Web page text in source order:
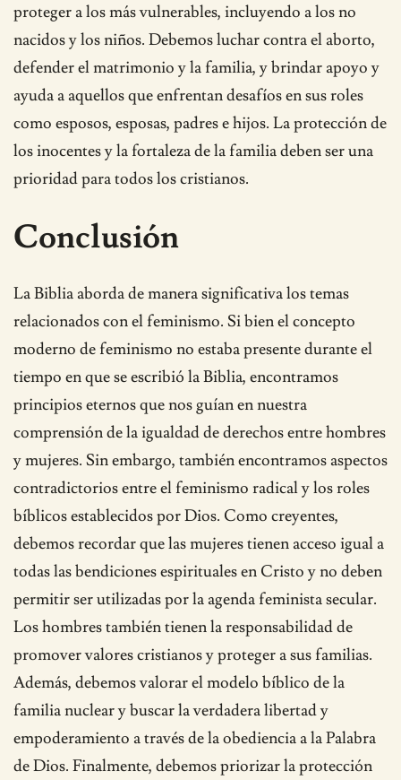
proteger a los más vulnerables, incluyendo a los no
nacidos y los niños. Debemos luchar contra el aborto,
defender el matrimonio y la familia, y brindar apoyo y
ayuda a aquellos que enfrentan desafíos en sus roles
como esposos, esposas, padres e hijos. La protección de
los inocentes y la fortaleza de la familia deben ser una
prioridad para todos los cristianos.
Conclusión
La Biblia aborda de manera significativa los temas
relacionados con el feminismo. Si bien el concepto
moderno de feminismo no estaba presente durante el
tiempo en que se escribió la Biblia, encontramos
principios eternos que nos guían en nuestra
comprensión de la igualdad de derechos entre hombres
y mujeres. Sin embargo, también encontramos aspectos
contradictorios entre el feminismo radical y los roles
bíblicos establecidos por Dios. Como creyentes,
debemos recordar que las mujeres tienen acceso igual a
todas las bendiciones espirituales en Cristo y no deben
permitir ser utilizadas por la agenda feminista secular.
Los hombres también tienen la responsabilidad de
promover valores cristianos y proteger a sus familias.
Además, debemos valorar el modelo bíblico de la
familia nuclear y buscar la verdadera libertad y
empoderamiento a través de la obediencia a la Palabra
de Dios. Finalmente, debemos priorizar la protección